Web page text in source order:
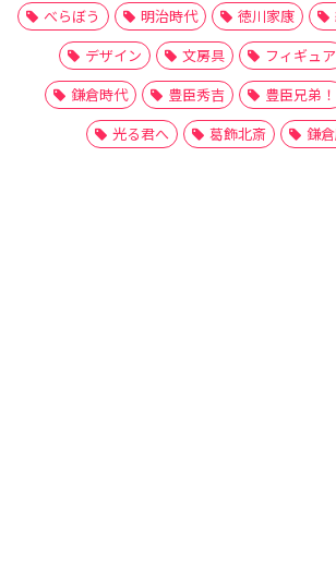
べらぼう
明治時代 徳川家康
デザイン
文房具 フィギュア
鎌倉時代
豊臣秀吉 豊臣兄弟！
光る君へ
葛飾北斎 鎌